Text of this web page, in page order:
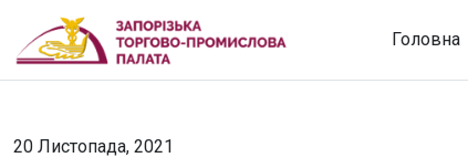
Головна
20 Листопада, 2021